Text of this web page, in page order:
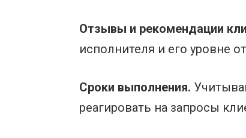
Отзывы и рекомендации
исполнителя и его уровне
Сроки выполнения.
реагировать на запросы